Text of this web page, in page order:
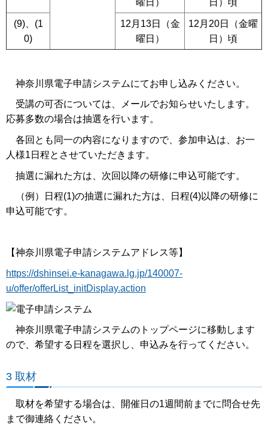
(9)、(1
0)
12月13日（金
曜日）
12月20日（金曜
日）頃
神奈川県電子申請システムにてお申し込みください。
受講の可否については、メールでお知らせいたします。
応募多数の場合は抽選を行います。
各回とも同一の内容になりますので、参加申込は、お一
人様1日程とさせていただきます。
抽選に漏れた方は、次回以降の研修に申込可能です。
（例）日程(1)の抽選に漏れた方は、日程(4)以降の研修に
申込可能です。
【神奈川県電子申請システムアドレス等】
https://dshinsei.e-kanagawa.lg.jp/140007-
u/offer/offerList_initDisplay.action
神奈川県電子申請システムのトップページに移動します
ので、希望する日程を選択し、申込みを行ってください。
3 取材
取材を希望する場合は、開催日の1週間前までに問合せ先
まで御連絡ください。